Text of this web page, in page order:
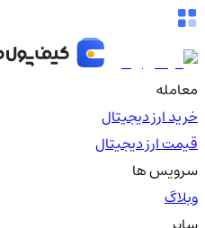
معامله
خرید ارز دیجیتال
قیمت ارز دیجیتال
سرویس ها
وبلاگ